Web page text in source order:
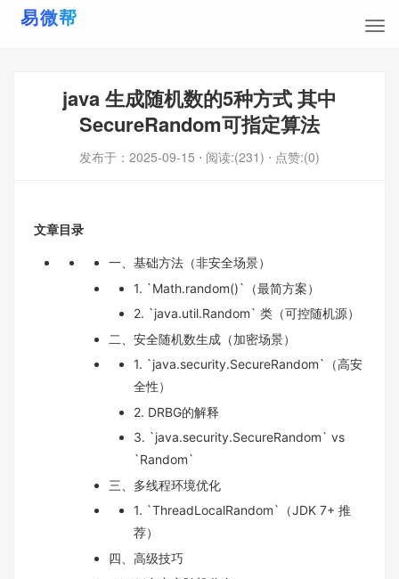
java 生成随机数的5种方式 其中
SecureRandom可指定算法
发布于： 2025-09-15 ⋅ 阅读:(231) ⋅ 点赞:(0)
文章目录
一、基础方法（非安全场景）
1. `Math.random()`（最简方案）
2. `java.util.Random` 类（可控随机源）
二、安全随机数生成（加密场景）
1. `java.security.SecureRandom`（高安
全性）
2. DRBG的解释
3. `java.security.SecureRandom` vs
`Random`
三、多线程环境优化
1. `ThreadLocalRandom`（JDK 7+ 推
荐）
四、高级技巧